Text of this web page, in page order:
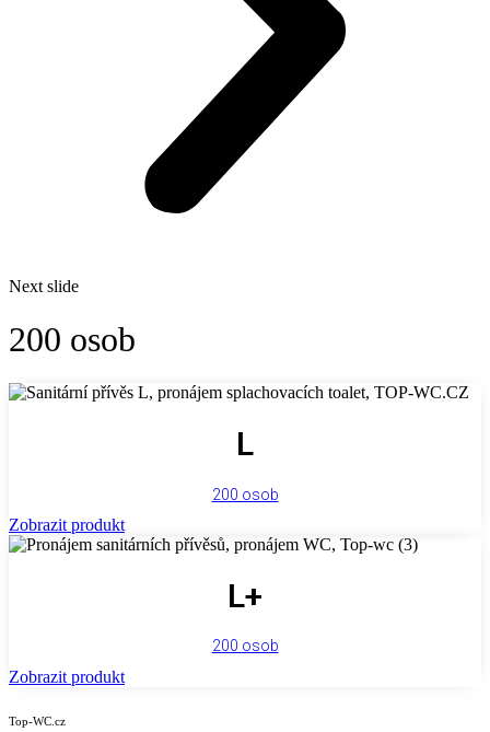
Next slide
200 osob
L
200 osob
Zobrazit produkt
L+
200 osob
Zobrazit produkt
Top-WC.cz